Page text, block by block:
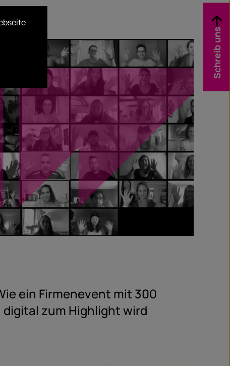
ein Firmenevent mit 300
zum Highlight wird
Schreib uns